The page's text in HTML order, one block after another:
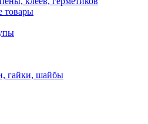
товары
гайки, шайбы